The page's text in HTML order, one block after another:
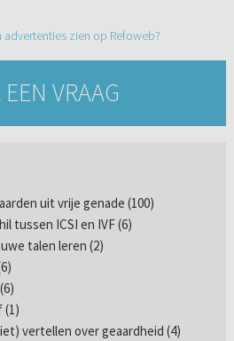
advertenties zien op Refoweb?
VRAAG
uit vrije genade (100)
tussen ICSI en IVF (6)
talen leren (2)
(1)
vertellen over geaardheid (4)